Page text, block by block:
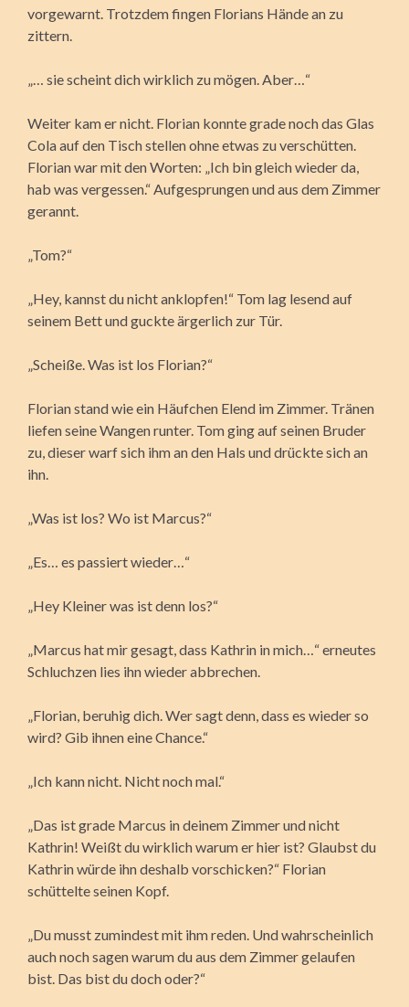
vorgewarnt. Trotzdem fingen Florians Hände an zu
zittern.
„… sie scheint dich wirklich zu mögen. Aber…“
Weiter kam er nicht. Florian konnte grade noch das Glas
Cola auf den Tisch stellen ohne etwas zu verschütten.
Florian war mit den Worten: „Ich bin gleich wieder da,
hab was vergessen.“ Aufgesprungen und aus dem Zimmer
gerannt.
„Tom?“
„Hey, kannst du nicht anklopfen!“ Tom lag lesend auf
seinem Bett und guckte ärgerlich zur Tür.
„Scheiße. Was ist los Florian?“
Florian stand wie ein Häufchen Elend im Zimmer. Tränen
liefen seine Wangen runter. Tom ging auf seinen Bruder
zu, dieser warf sich ihm an den Hals und drückte sich an
ihn.
„Was ist los? Wo ist Marcus?“
„Es… es passiert wieder…“
„Hey Kleiner was ist denn los?“
„Marcus hat mir gesagt, dass Kathrin in mich…“ erneutes
Schluchzen lies ihn wieder abbrechen.
„Florian, beruhig dich. Wer sagt denn, dass es wieder so
wird? Gib ihnen eine Chance.“
„Ich kann nicht. Nicht noch mal.“
„Das ist grade Marcus in deinem Zimmer und nicht
Kathrin! Weißt du wirklich warum er hier ist? Glaubst du
Kathrin würde ihn deshalb vorschicken?“ Florian
schüttelte seinen Kopf.
„Du musst zumindest mit ihm reden. Und wahrscheinlich
auch noch sagen warum du aus dem Zimmer gelaufen
bist. Das bist du doch oder?“